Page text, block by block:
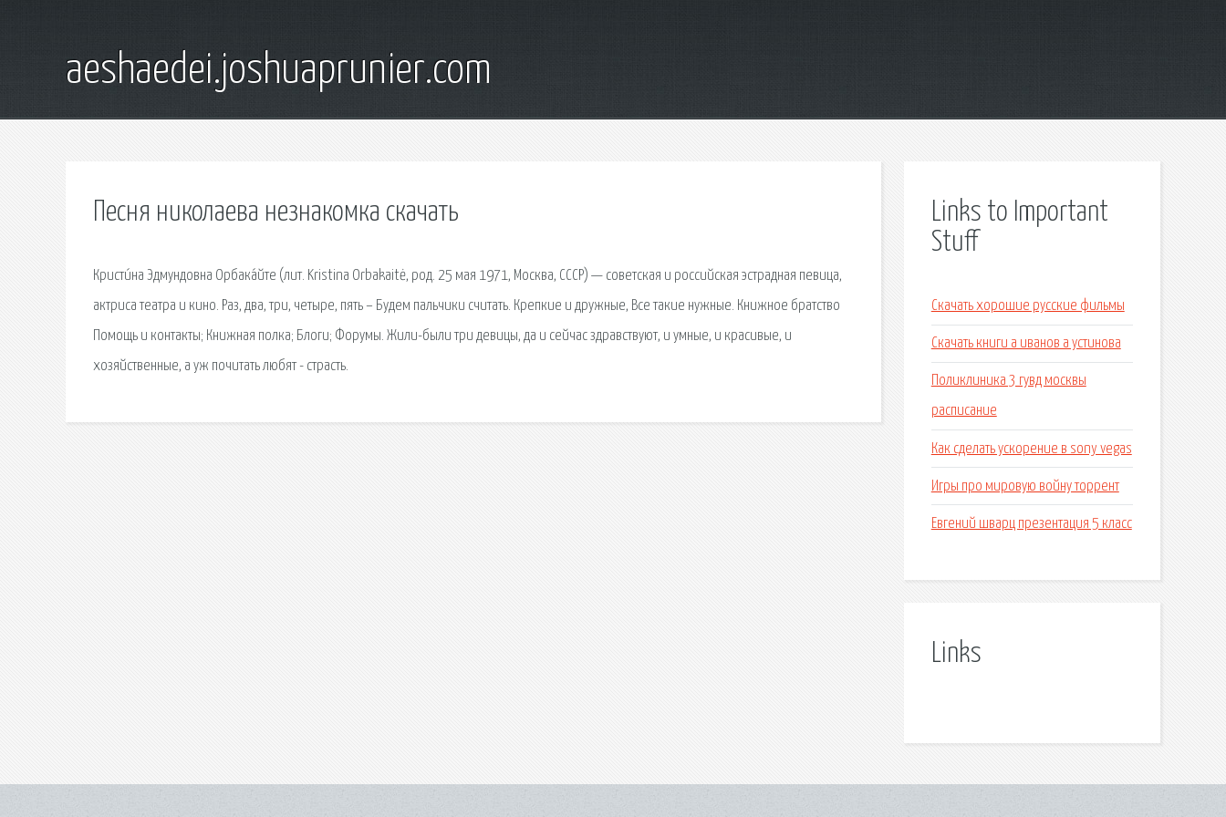
aeshaedei.joshuaprunier.com
Песня николаева незнакомка скачать
Кристи́на Эдмундовна Орбака́йте (лит. Kristina Orbakaitė, род. 25 мая 1971, Москва, СССР) — советская и российская эстрадная певица,
актриса театра и кино. Раз, два, три, четыре, пять – Будем пальчики считать. Крепкие и дружные, Все такие нужные. Книжное братство
Помощь и контакты; Книжная полка; Блоги; Форумы. Жили-были три девицы, да и сейчас здравствуют, и умные, и красивые, и
хозяйственные, а уж почитать любят - страсть.
Links to Important
Stuff
Скачать хорошие русские фильмы
Скачать книги а иванов а устинова
Поликлиника 3 гувд москвы
расписание
Как сделать ускорение в sony vegas
Игры про мировую войну торрент
Евгений шварц презентация 5 класс
Links